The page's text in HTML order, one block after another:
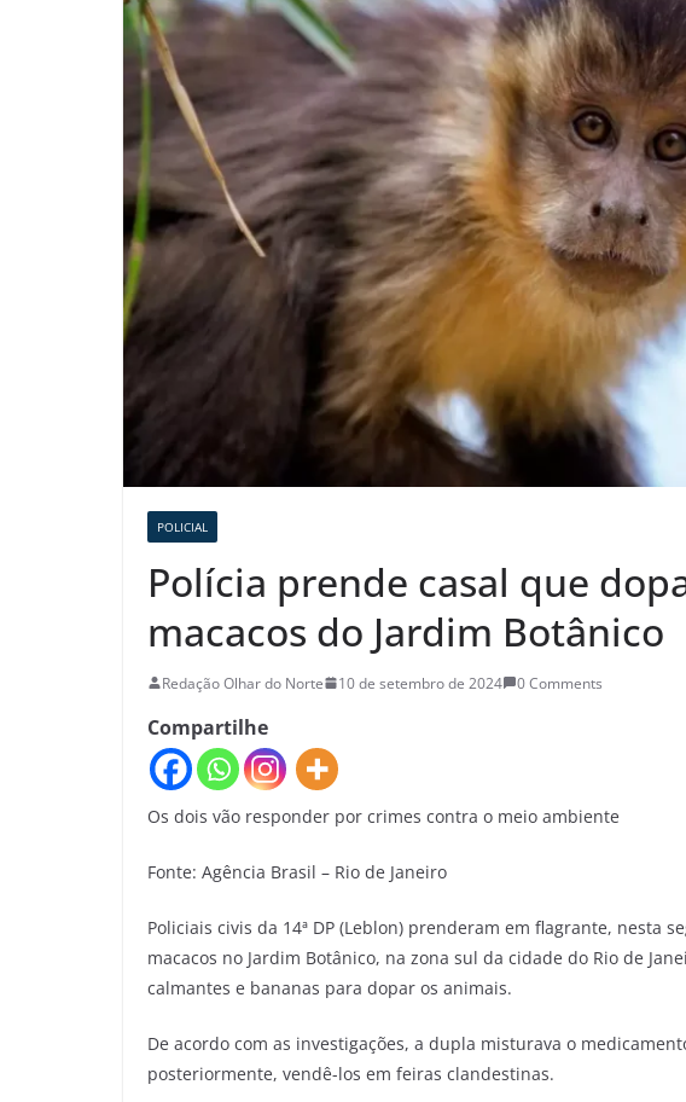
POLICIAL
Polícia prende casal que
macacos do Jardim Botânico
Redação Olhar do Norte 10 de setembro de 2024 0 Comments
Compartilhe
Os dois vão responder por crimes contra o meio ambiente
Fonte: Agência Brasil – Rio de Janeiro
Policiais civis da 14ª DP (Leblon) prenderam em flagrante, nesta
macacos no Jardim Botânico, na zona sul da cidade do Rio de
calmantes e bananas para dopar os animais.
De acordo com as investigações, a dupla misturava o
posteriormente, vendê-los em feiras clandestinas.